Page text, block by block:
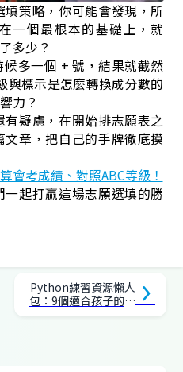
策略，你可能會發現，所
一個最根本的基礎上，就
多少？
多一個 + 號，結果就截然
與標示是怎麼轉換成分數的
力？
疑慮，在開始排志願表之
章，把自己的手牌徹底摸
會考成績、對照ABC等級！
起打贏這場志願選填的勝
Python練習資源懶人
包：9個適合孩子的平